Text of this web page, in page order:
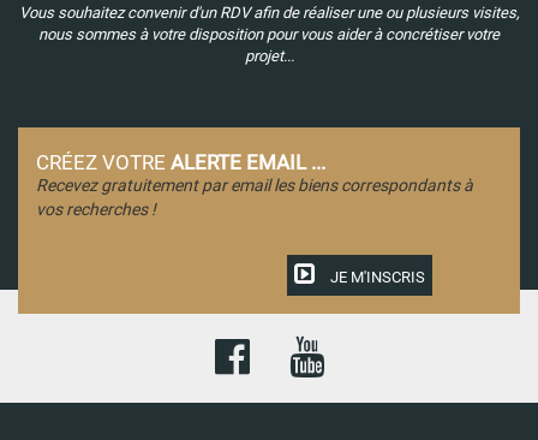
Vous souhaitez convenir d'un RDV afin de réaliser une ou plusieurs visites,
nous sommes à votre disposition pour vous aider à concrétiser votre
projet...
CRÉEZ VOTRE ALERTE EMAIL ...
Recevez gratuitement par email les biens correspondants à
vos recherches !
JE M'INSCRIS